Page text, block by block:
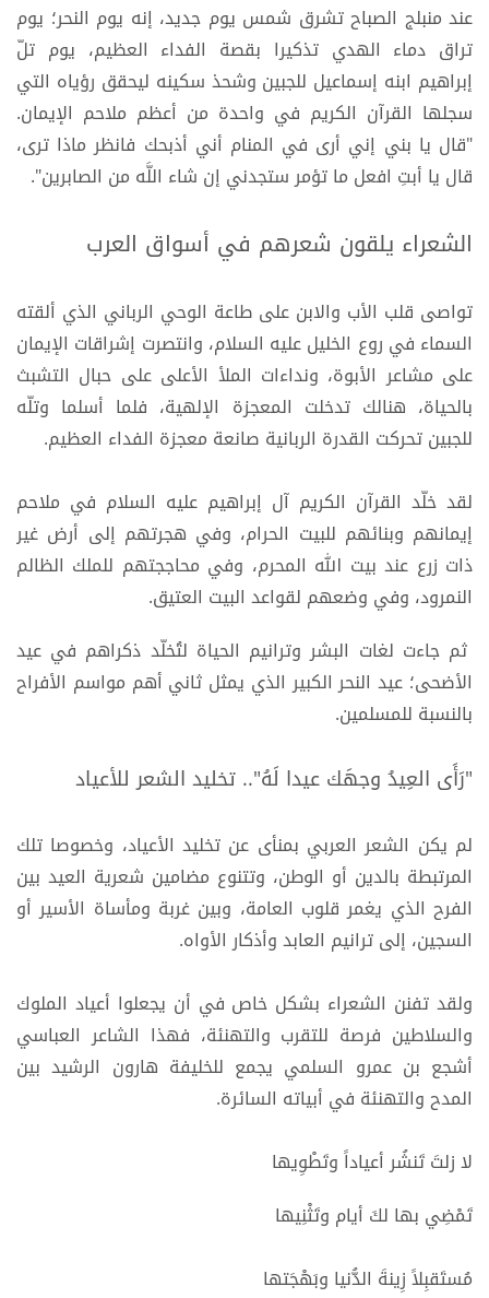
عند منبلج الصباح تشرق شمس يوم جديد، إنه يوم النحر؛ يوم
تراق دماء الهدي تذكيرا بقصة الفداء العظيم، يوم تلّ
إبراهيم ابنه إسماعيل للجبين وشحذ سكينه ليحقق رؤياه التي
سجلها القرآن الكريم في واحدة من أعظم ملاحم الإيمان.
"قال يا بني إني أرى في المنام أني أذبحك فانظر ماذا ترى،
قال يا أبتِ افعل ما تؤمر ستجدني إن شاء اللَّه من الصابرين".
الشعراء يلقون شعرهم في أسواق العرب
تواصى قلب الأب والابن على طاعة الوحي الرباني الذي ألقته
السماء في روع الخليل عليه السلام، وانتصرت إشراقات الإيمان
على مشاعر الأبوة، ونداءات الملأ الأعلى على حبال التشبث
بالحياة، هنالك تدخلت المعجزة الإلهية، فلما أسلما وتلّه
للجبين تحركت القدرة الربانية صانعة معجزة الفداء العظيم.
لقد خلّد القرآن الكريم آل إبراهيم عليه السلام في ملاحم
إيمانهم وبنائهم للبيت الحرام، وفي هجرتهم إلى أرض غير
ذات زرع عند بيت الله المحرم، وفي محاججتهم للملك الظالم
النمرود، وفي وضعهم لقواعد البيت العتيق.
ثم جاءت لغات البشر وترانيم الحياة لتُخلّد ذكراهم في عيد
الأضحى؛ عيد النحر الكبير الذي يمثل ثاني أهم مواسم الأفراح
بالنسبة للمسلمين.
"رَأَى العِيدُ وجهَك عيدا لَهُ".. تخليد الشعر للأعياد
لم يكن الشعر العربي بمنأى عن تخليد الأعياد، وخصوصا تلك
المرتبطة بالدين أو الوطن، وتتنوع مضامين شعرية العيد بين
الفرح الذي يغمر قلوب العامة، وبين غربة ومأساة الأسير أو
السجين، إلى ترانيم العابد وأذكار الأواه.
ولقد تفنن الشعراء بشكل خاص في أن يجعلوا أعياد الملوك
والسلاطين فرصة للتقرب والتهنئة، فهذا الشاعر العباسي
أشجع بن عمرو السلمي يجمع للخليفة هارون الرشيد بين
المدح والتهنئة في أبياته السائرة.
لا زلتَ تَنشُر أعياداً وتَطْوِيها
تَمْضِي بها لكَ أيام وتَثْنِيها
مُستَقبِلاً زِينةَ الدُّنيا وبَهْجَتها